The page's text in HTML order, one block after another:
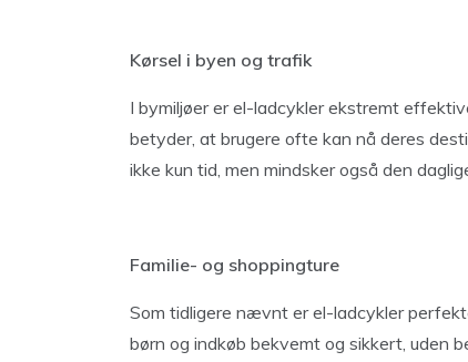
Kørsel i byen og trafik
I bymiljøer er el-ladcykler ekstremt
betyder, at brugere ofte kan nå deres
ikke kun tid, men mindsker også den
Familie- og shoppingture
Som tidligere nævnt er el-ladcykler
børn og indkøb bekvemt og sikkert, uden